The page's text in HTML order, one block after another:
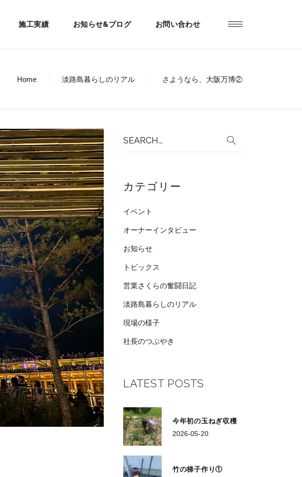
施工実績 お知らせ&ブログ お問い合わせ
Home 淡路島暮らしのリアル さようなら、大阪万博②
カテゴリー
イベント
オーナーインタビュー
お知らせ
トピックス
営業さくらの奮闘日記
淡路島暮らしのリアル
現場の様子
社長のつぶやき
LATEST POSTS
今年初の玉ねぎ収穫
2026-05-20
竹の梯子作り①